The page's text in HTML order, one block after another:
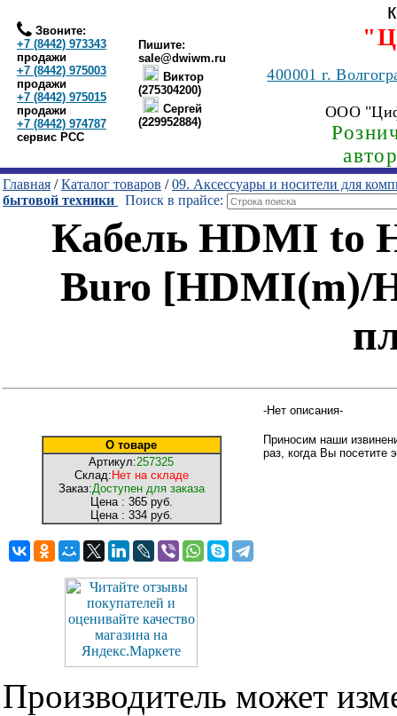
Звоните:
+7 (8442) 973343
продажи
+7 (8442) 975003
продажи
+7 (8442) 975015
продажи
+7 (8442) 974787
сервис РСС
Пишите:
sale@dwiwm.ru
Виктор
(275304200)
Сергей
(229952884)
400001г.
ООО
Главная /Каталог товаров /09. Аксессуары и носители для
бытовой техники
Поиск в прайсе:
Кабель HDMI to
Buro [HDMI(m)/
О товаре
Артикул:257325
Склад: Нет на складе
Заказ:Доступен для заказа
Цена : 365 руб.
Цена : 334 руб.
-Нет описания-
Приносим наши
раз, когда Вы посетите
Производитель может